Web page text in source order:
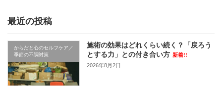
最近の投稿
からだと心のセルフケア／
季節の不調対策
施術の効果はどれくらい続く？「戻ろう
とする力」との付き合い方 新着!!
2026年8月2日